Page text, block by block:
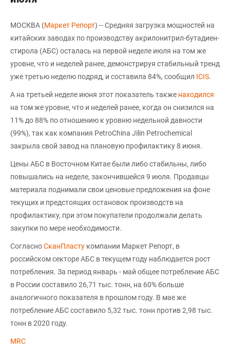
МОСКВА (Маркет Репорт) -- Средняя загрузка мощностей на
китайских заводах по производству акрилонитрил-бутадиен-
стирола (АБС) осталась на первой неделе июля на том же
уровне, что и неделей ранее, демонстрируя стабильный тренд
уже третью неделю подряд, и составила 84%, сообщил ICIS.
А на третьей неделе июня этот показатель также находился
на том же уровне, что и неделей ранее, когда он снизился на
11% до 88% по отношению к уровню недельной давности
(99%), так как компания PetroChina Jilin Petrochemical
закрыла свой завод на плановую профилактику 8 июня.
Цены АБС в Восточном Китае были либо стабильны, либо
повышались на неделе, закончившейся 9 июля. Продавцы
материала поднимали свои ценовые предложения на фоне
текущих и предстоящих остановок производств на
профилактику, при этом покупатели продолжали делать
закупки по мере необходимости.
СогласноСканПласту компании Маркет Репорт, в
российском секторе АБС в текущем году наблюдается рост
потребления. За период январь - май общее потребление АБС
в России составило 26,71 тыс. тонн, на 60% больше
аналогичного показателя в прошлом году. В мае же
потребление АБС составило 5,32 тыс. тонн против 2,98 тыс.
тонн в 2020 году.
MRC